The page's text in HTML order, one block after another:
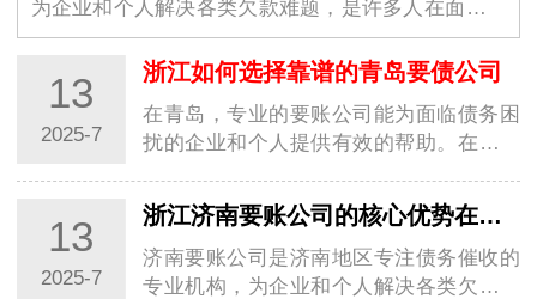
为企业和个人解决各类欠款难题，是许多人在面对债
务纠纷时的可靠选择。这类…
13
2025-7
浙江如何选择靠谱的青岛要债公司
在青岛，专业的要账公司能为面临债务困
扰的企业和个人提供有效的帮助。在选择
专业、口…
13
2025-7
浙江济南要账公司的核心优势在于专业与合法
济南要账公司是济南地区专注债务催收的
专业机构，为企业和个人解决各类欠款难